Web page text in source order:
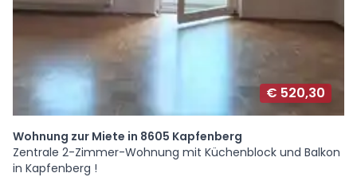
€ 520,30
Wohnung zur Miete in 8605 Kapfenberg
Zentrale 2-Zimmer-Wohnung mit Küchenblock und Balkon
in Kapfenberg !